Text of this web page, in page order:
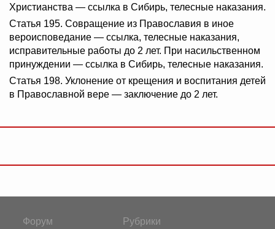
Христианства — ссылка в Сибирь, телесные наказания.
Статья 195. Совращение из Православия в иное
вероисповедание — ссылка, телесные наказания,
исправительные работы до 2 лет. При насильственном
принуждении — ссылка в Сибирь, телесные наказания.
Статья 198. Уклонение от крещения и воспитания детей
в Православной вере — заключение до 2 лет.
Форум
Рубрики